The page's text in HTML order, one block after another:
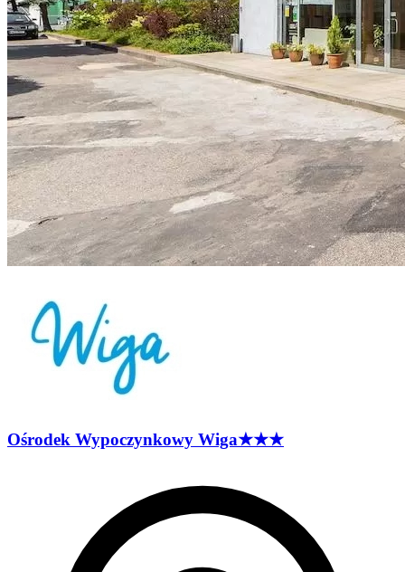
Ośrodek Wypoczynkowy Wiga★★★